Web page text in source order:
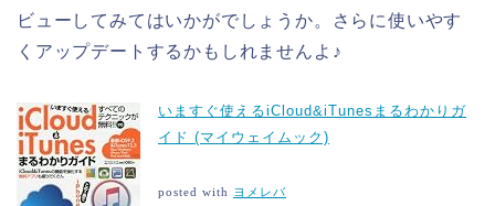
ビューしてみてはいかがでしょうか。さらに使いやす
くアップデートするかもしれませんよ♪
いますぐ使えるiCloud&iTunesまるわかりガ
イド (マイウェイムック)
posted with ヨメレバ